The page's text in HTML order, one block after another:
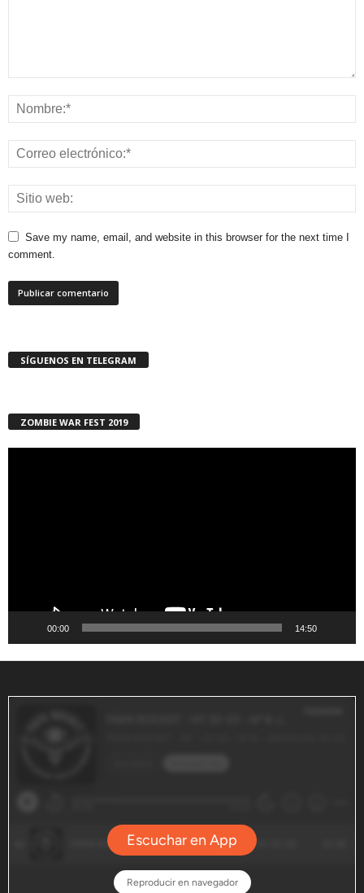
Save my name, email, and website in this browser for the next time I
comment.
SÍGUENOS EN TELEGRAM
ZOMBIE WAR FEST 2019
00:00 14:50